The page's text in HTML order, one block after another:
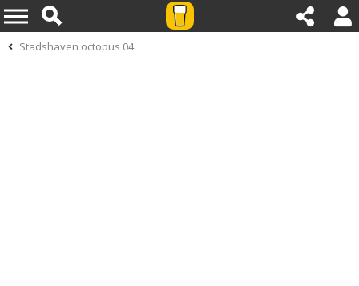
Stadshaven octopus 04